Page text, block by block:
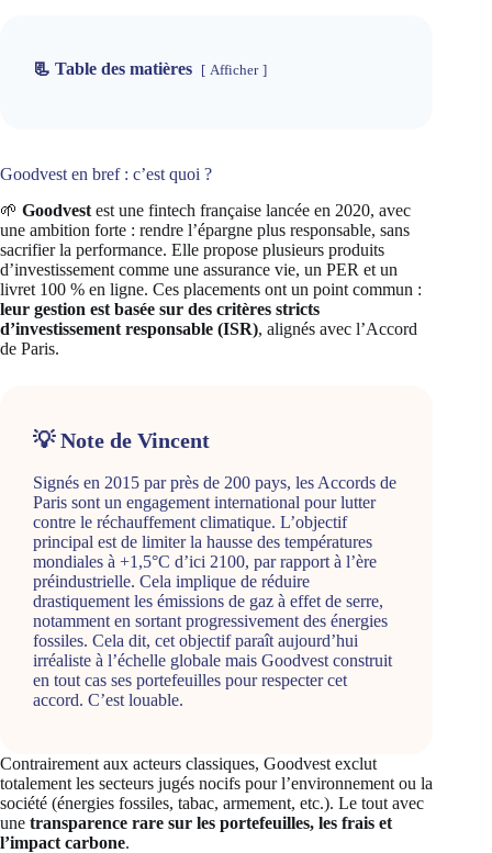
📃 Table des matières Afficher
Goodvest en bref : c’est quoi ?
🌱 Goodvest est une fintech française lancée en 2020, avec
une ambition forte : rendre l’épargne plus responsable, sans
sacrifier la performance. Elle propose plusieurs produits
d’investissement comme une assurance vie, un PER et un
livret 100 % en ligne. Ces placements ont un point commun :
leur gestion est basée sur des critères stricts
d’investissement responsable (ISR), alignés avec l’Accord
de Paris.
💡 Note de Vincent
Signés en 2015 par près de 200 pays, les Accords de
Paris sont un engagement international pour lutter
contre le réchauffement climatique. L’objectif
principal est de limiter la hausse des températures
mondiales à +1,5°C d’ici 2100, par rapport à l’ère
préindustrielle. Cela implique de réduire
drastiquement les émissions de gaz à effet de serre,
notamment en sortant progressivement des énergies
fossiles. Cela dit, cet objectif paraît aujourd’hui
irréaliste à l’échelle globale mais Goodvest construit
en tout cas ses portefeuilles pour respecter cet
accord. C’est louable.
Contrairement aux acteurs classiques, Goodvest exclut
totalement les secteurs jugés nocifs pour l’environnement ou la
société (énergies fossiles, tabac, armement, etc.). Le tout avec
une transparence rare sur les portefeuilles, les frais et
l’impact carbone.